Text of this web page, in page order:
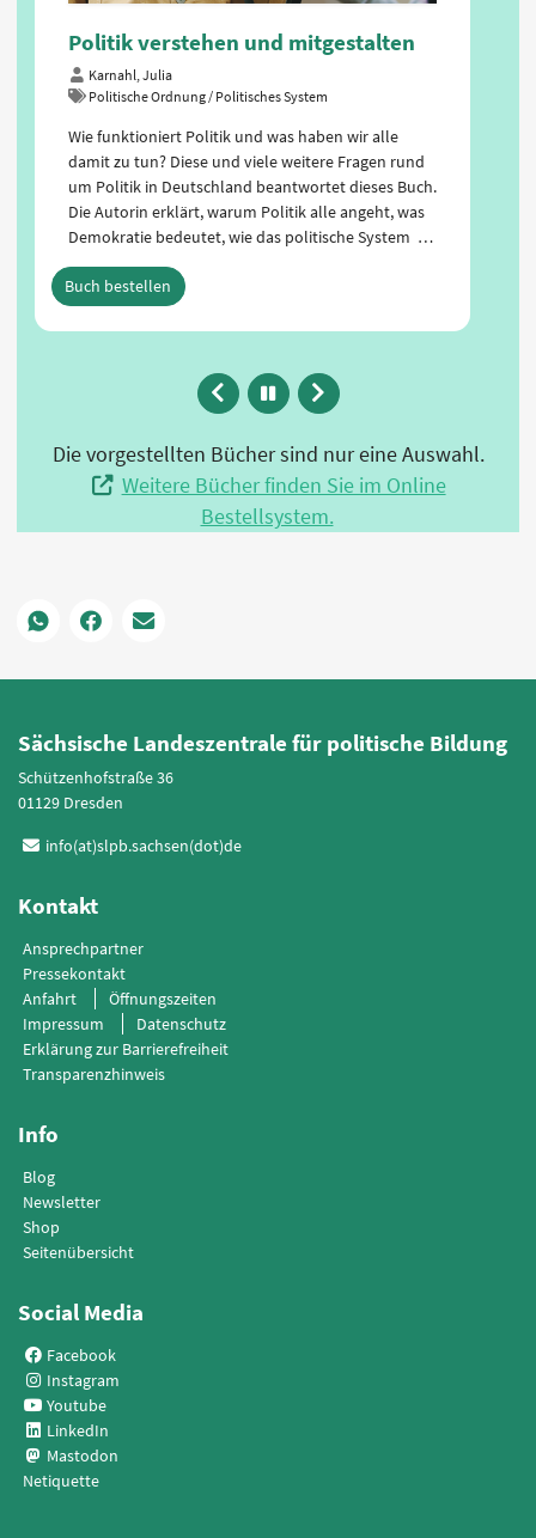
Politik verstehen und mitgestalten
Karnahl, Julia
Politische Ordnung / Politisches System
Wie funktioniert Politik und was haben wir alle
damit zu tun? Diese und viele weitere Fragen rund
um Politik in Deutschland beantwortet dieses Buch.
Die Autorin erklärt, warum Politik alle angeht, was
Demokratie bedeutet, wie das politische System …
Buch bestellen
Die konkrete Ausgestaltung der kommunalen
Selbstverwaltung auf der Ebene von Gemeinden,
Städten und Kreisen regeln die jeweiligen
Kommunalverfassungen der Länder. Keine andere
politische Ebene ist so nah an den Bürgerinnen und
Bürgern. …
Buch bestellen
ZurückAnimation
anhalten
Vor
Die vorgestellten Bücher sind nur eine Auswahl.
Weitere Bücher finden Sie im Online
Bestellsystem.
Sächsische Landeszentrale für politische Bildung
Schützenhofstraße 36
01129 Dresden
info(at)slpb.sachsen(dot)de
Kontakt
Ansprechpartner
Pressekontakt
Anfahrt
Öffnungszeiten
Impressum
Datenschutz
Erklärung zur Barrierefreiheit
Transparenzhinweis
Info
Blog
Newsletter
Shop
Seitenübersicht
Social Media
Facebook
Instagram
Youtube
LinkedIn
Mastodon
Netiquette